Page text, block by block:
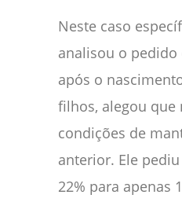
Neste caso
analisou o pedido
após o
filhos, alegou que
condições de
anterior. Ele
22% para apenas